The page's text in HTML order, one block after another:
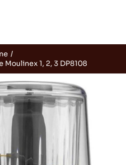
1, 2, 3 DP8108